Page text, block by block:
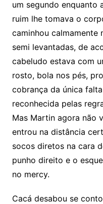
um segundo enquanto
ruim lhe tomava o
caminhou calmamente
semi levantadas, de
cabeludo estava com
rosto, bola nos pés,
cobrança da única
reconhecida pelas
Mas Martin agora não
entrou na distância
socos diretos na cara
punho direito e o
no mercy.
Cacá desabou se